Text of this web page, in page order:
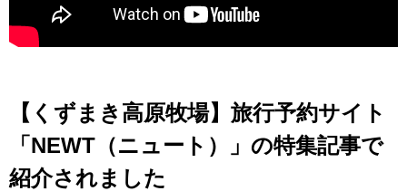
【くずまき高原牧場】旅行予約サイト
「NEWT（ニュート）」の特集記事で
紹介されました